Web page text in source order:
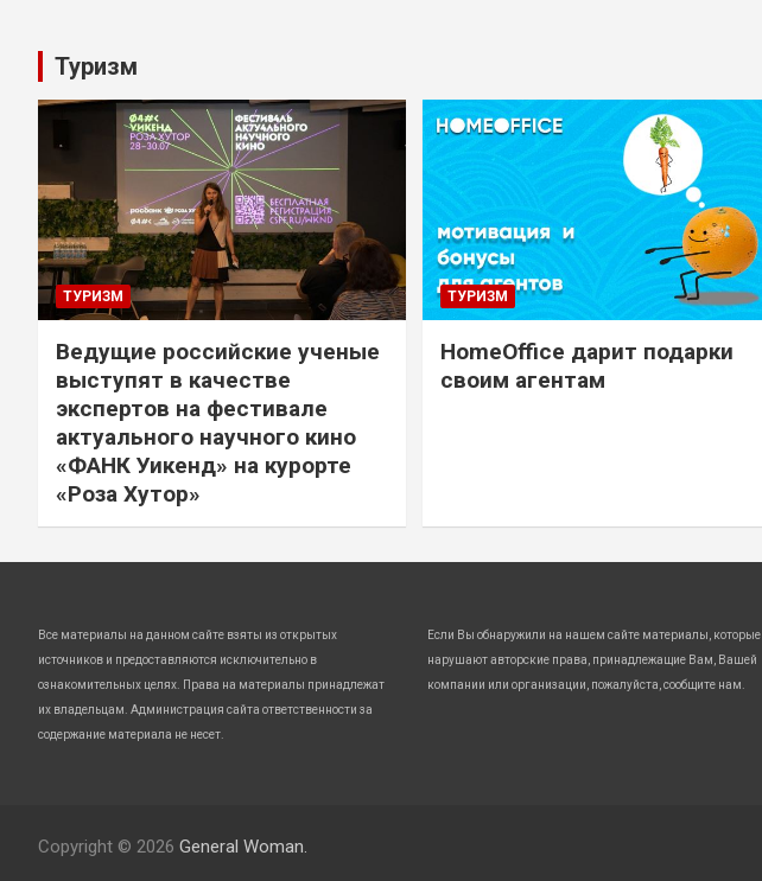
Туризм
ТУРИЗМ
Ведущие российские ученые
выступят в качестве
экспертов на фестивале
актуального научного кино
«ФАНК Уикенд» на курорте
«Роза Хутор»
ТУРИЗМ
HomeOffice дарит подарки
своим агентам
Все материалы на данном сайте взяты из открытых
источников и предоставляются исключительно в
ознакомительных целях. Права на материалы принадлежат
их владельцам. Администрация сайта ответственности за
содержание материала не несет.
Если Вы обнаружили на нашем сайте материалы, которые
нарушают авторские права, принадлежащие Вам, Вашей
компании или организации, пожалуйста, сообщите нам.
Copyright © 2026 General Woman.